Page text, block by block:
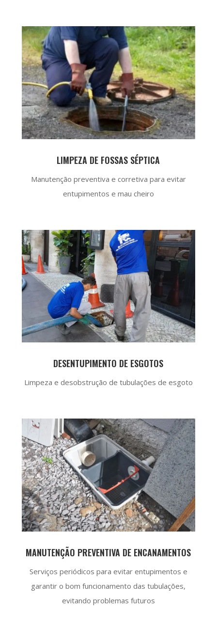
LIMPEZA DE FOSSAS SÉPTICA
Manutenção preventiva e corretiva para evitar
entupimentos e mau cheiro
DESENTUPIMENTO DE ESGOTOS
Limpeza e desobstrução de tubulações de esgoto
MANUTENÇÃO PREVENTIVA DE ENCANAMENTOS
Serviços periódicos para evitar entupimentos e
garantir o bom funcionamento das tubulações,
evitando problemas futuros